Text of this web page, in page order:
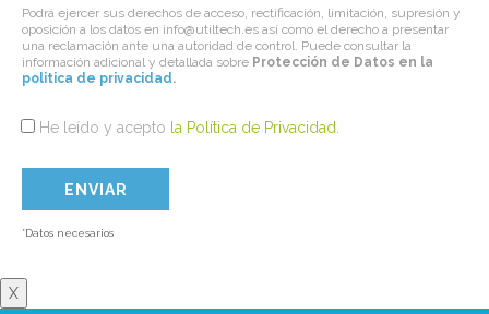
Podrá ejercer sus derechos de acceso, rectificación, limitación, supresión y
oposición a los datos en info@utiltech.es así como el derecho a presentar
una reclamación ante una autoridad de control. Puede consultar la
información adicional y detallada sobre Protección de Datos en la
politica de privacidad.
He leído y acepto la Política de Privacidad
*Datos necesarios
X